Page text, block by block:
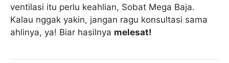
ventilasi itu perlu keahlian, Sobat Mega Baja.
Kalau nggak yakin, jangan ragu konsultasi sama
ahlinya, ya! Biar hasilnya melesat!